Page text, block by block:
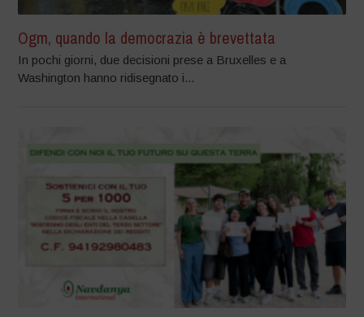
Ogm, quando la democrazia è brevettata
In pochi giorni, due decisioni prese a Bruxelles e a
Washington hanno ridisegnato i...